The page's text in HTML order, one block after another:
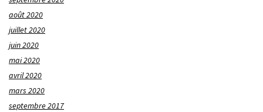
août 2020
juillet 2020
juin 2020
mai 2020
avril 2020
mars 2020
septembre 2017